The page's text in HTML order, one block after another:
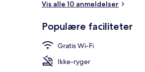
Vis alle 10 anmeldelser
Populære faciliteter
Gratis Wi-Fi
Ikke-ryger